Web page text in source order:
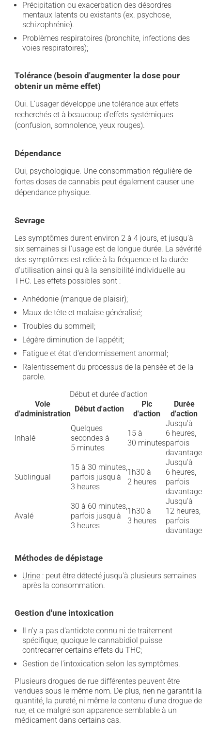
Précipitation ou exacerbation des désordres
mentaux latents ou existants (ex. psychose,
schizophrénie).
Problèmes respiratoires (bronchite, infections des
voies respiratoires);
Tolérance (besoin d'augmenter la dose pour
obtenir un même effet)
Oui. L'usager développe une tolérance aux effets
recherchés et à beaucoup d'effets systémiques
(confusion, somnolence, yeux rouges).
Dépendance
Oui, psychologique. Une consommation régulière de
fortes doses de cannabis peut également causer une
dépendance physique.
Sevrage
Les symptômes durent environ 2 à 4 jours, et jusqu'à
six semaines si l'usage est de longue durée. La sévérité
des symptômes est reliée à la fréquence et la durée
d'utilisation ainsi qu'à la sensibilité individuelle au
THC. Les effets possibles sont :
Anhédonie (manque de plaisir);
Maux de tête et malaise généralisé;
Troubles du sommeil;
Légère diminution de l'appétit;
Fatigue et état d'endormissement anormal;
Ralentissement du processus de la pensée et de la
parole.
Début et durée d'action
Voie
d'administration
Début d'action
Pic
d'action
Durée
d'action
Inhalé
Quelques
secondes à
5 minutes
15 à
30 minutes
Jusqu'à
6 heures,
parfois
davantage
Sublingual
15 à 30 minutes,
parfois jusqu'à
3 heures
1h30 à
2 heures
Jusqu'à
6 heures,
parfois
davantage
Avalé
30 à 60 minutes,
parfois jusqu'à
3 heures
1h30 à
3 heures
Jusqu'à
12 heures,
parfois
davantage
Méthodes de dépistage
Urine : peut être détecté jusqu'à plusieurs semaines
après la consommation.
Gestion d'une intoxication
Il n'y a pas d'antidote connu ni de traitement
spécifique, quoique le cannabidiol puisse
contrecarrer certains effets du THC;
Gestion de l'intoxication selon les symptômes.
Plusieurs drogues de rue différentes peuvent être
vendues sous le même nom. De plus, rien ne garantit la
quantité, la pureté, ni même le contenu d'une drogue de
rue, et ce malgré son apparence semblable à un
médicament dans certains cas.